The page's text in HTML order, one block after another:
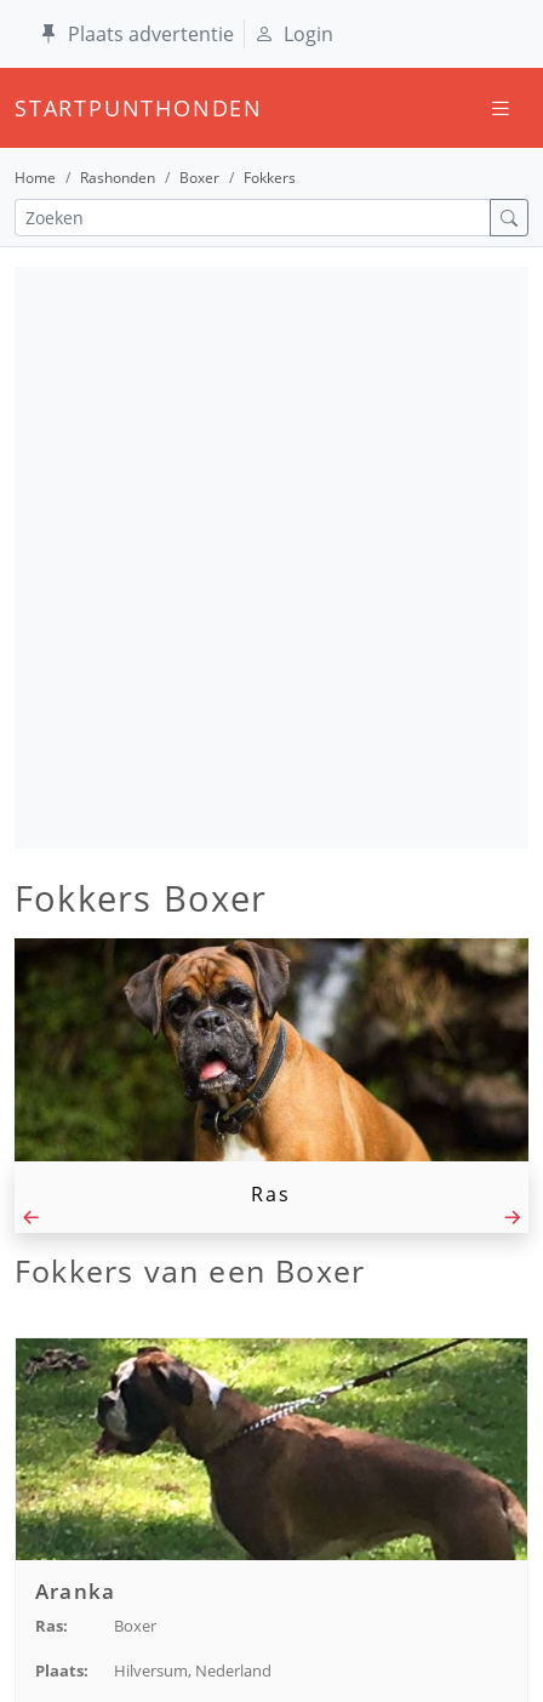
Plaats advertentie Login
STARTPUNTHONDEN
Home Rashonden Boxer Fokkers
Fokkers Boxer
Ras
Fokkers van een Boxer
Aranka
Ras: Boxer
Plaats: Hilversum, Nederland